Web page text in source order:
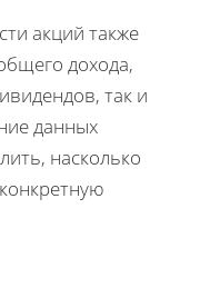
акций также
дохода,
так и
данных
насколько